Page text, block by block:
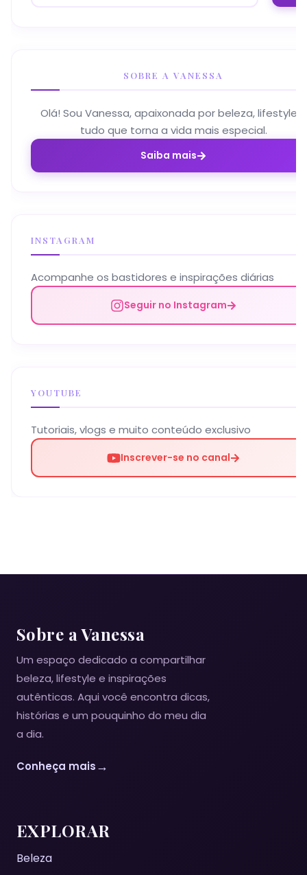
SOBRE A VANESSA
Olá! Sou Vanessa, apaixonada por beleza, lifestyle e
tudo que torna a vida mais especial.
Saiba mais
INSTAGRAM
Acompanhe os bastidores e inspirações diárias
Seguir no Instagram
YOUTUBE
Tutoriais, vlogs e muito conteúdo exclusivo
Inscrever-se no canal
Sobre a Vanessa
Um espaço dedicado a compartilhar
beleza, lifestyle e inspirações
autênticas. Aqui você encontra dicas,
histórias e um pouquinho do meu dia
a dia.
Conheça mais→
EXPLORAR
Beleza